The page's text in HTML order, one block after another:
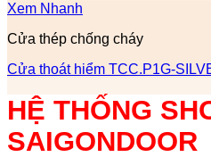
Xem Nhanh
Cửa thép chống cháy
Cửa thoát hiểm TCC.P1G-
HỆ THỐNG
SAIGONDOOR